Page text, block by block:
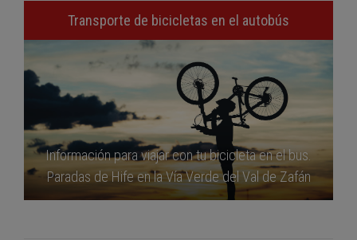
Transporte de bicicletas en el autobús
Información para viajar con tu bicicleta en el bus.
Paradas de Hife en la Vía Verde del Val de Zafán